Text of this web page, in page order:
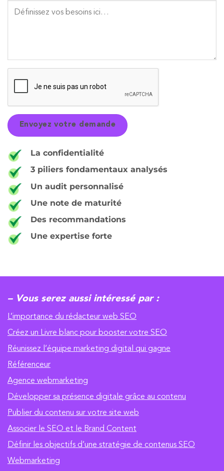
La confidentialité
3 piliers fondamentaux analysés
Un audit personnalisé
Une note de maturité
Des recommandations
Une expertise forte
– Vous serez aussi intéressé par :
L’importance du rédacteur web SEO
Créez un Livre blanc pour booster votre SEO
Réunissez l’équipe marketing digital qui gagne
Référenceur
Agence webmarketing
Développer sa présence digitale grâce au contenu
Publier du contenu sur votre site web
Associer le SEO et le Brand Content
Définir les objectifs d’une stratégie de contenus SEO
Webmarketing